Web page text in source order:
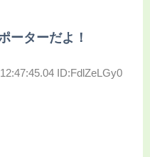
ーターだよ！
ID:FdlZeLGy0